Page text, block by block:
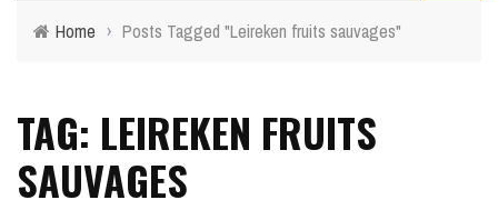
Home › Posts Tagged "Leireken fruits sauvages"
TAG: LEIREKEN FRUITS
SAUVAGES